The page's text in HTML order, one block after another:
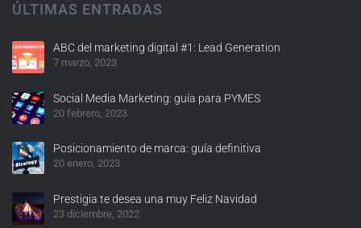
ÚLTIMAS ENTRADAS
ABC del marketing digital #1: Lead Generation
7 marzo, 2023
Social Media Marketing: guía para PYMES
20 febrero, 2023
Posicionamiento de marca: guía definitiva
20 enero, 2023
Prestigia te desea una muy Feliz Navidad
23 diciembre, 2022